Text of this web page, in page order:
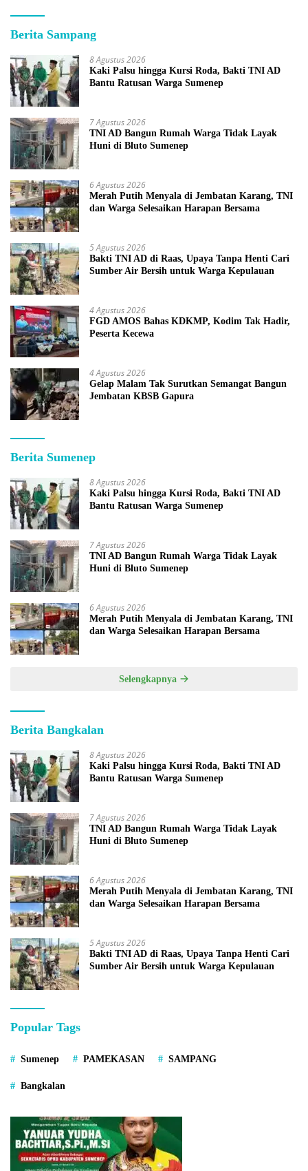
Berita Sampang
8 Agustus 2026
Kaki Palsu hingga Kursi Roda, Bakti TNI AD
Bantu Ratusan Warga Sumenep
7 Agustus 2026
TNI AD Bangun Rumah Warga Tidak Layak
Huni di Bluto Sumenep
6 Agustus 2026
Merah Putih Menyala di Jembatan Karang, TNI
dan Warga Selesaikan Harapan Bersama
5 Agustus 2026
Bakti TNI AD di Raas, Upaya Tanpa Henti Cari
Sumber Air Bersih untuk Warga Kepulauan
4 Agustus 2026
FGD AMOS Bahas KDKMP, Kodim Tak Hadir,
Peserta Kecewa
4 Agustus 2026
Gelap Malam Tak Surutkan Semangat Bangun
Jembatan KBSB Gapura
Berita Sumenep
8 Agustus 2026
Kaki Palsu hingga Kursi Roda, Bakti TNI AD
Bantu Ratusan Warga Sumenep
7 Agustus 2026
TNI AD Bangun Rumah Warga Tidak Layak
Huni di Bluto Sumenep
6 Agustus 2026
Merah Putih Menyala di Jembatan Karang, TNI
dan Warga Selesaikan Harapan Bersama
Selengkapnya
Berita Bangkalan
8 Agustus 2026
Kaki Palsu hingga Kursi Roda, Bakti TNI AD
Bantu Ratusan Warga Sumenep
7 Agustus 2026
TNI AD Bangun Rumah Warga Tidak Layak
Huni di Bluto Sumenep
6 Agustus 2026
Merah Putih Menyala di Jembatan Karang, TNI
dan Warga Selesaikan Harapan Bersama
5 Agustus 2026
Bakti TNI AD di Raas, Upaya Tanpa Henti Cari
Sumber Air Bersih untuk Warga Kepulauan
Popular Tags
Sumenep PAMEKASAN SAMPANG
Bangkalan